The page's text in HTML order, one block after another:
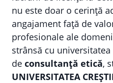
nu este doar o cerință
angajament față de
profesionale ale
strânsă cu
de consultanță etică,
UNIVERSITATEA